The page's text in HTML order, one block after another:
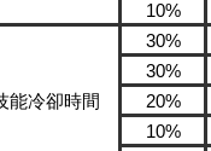
10%
能冷卻時間
30%
30%
20%
10%